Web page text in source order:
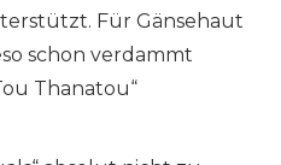
Für Gänsehaut
schon verdammt
Thanatou“